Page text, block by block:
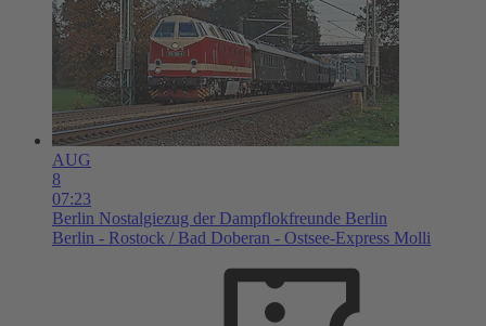
AUG
8
07:23
Berlin Nostalgiezug der Dampflokfreunde Berlin
Berlin - Rostock / Bad Doberan - Ostsee-Express Molli